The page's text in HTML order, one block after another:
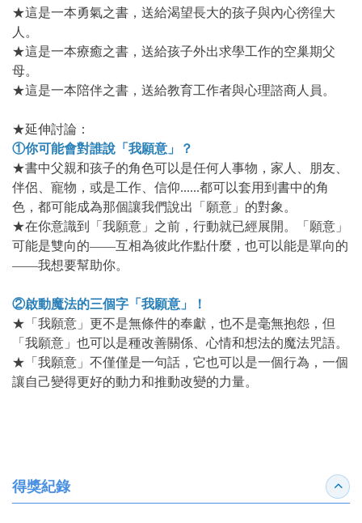
★這是一本勇氣之書，送給渴望長大的孩子與內心徬徨大
人。
★這是一本療癒之書，送給孩子外出求學工作的空巢期父
母。
★這是一本陪伴之書，送給教育工作者與心理諮商人員。
★延伸討論：
①你可能會對誰說「我願意」？
★書中父親和孩子的角色可以是任何人事物，家人、朋友、
伴侶、寵物，或是工作、信仰......都可以套用到書中的角
色，都可能成為那個讓我們說出「願意」的對象。
★在你意識到「我願意」之前，行動就已經展開。「願意」
可能是雙向的——互相為彼此作點什麼，也可以能是單向的
——我想要幫助你。
②啟動魔法的三個字「我願意」！
★「我願意」更不是無條件的奉獻，也不是毫無抱怨，但
「我願意」也可以是種改善關係、心情和想法的魔法咒語。
★「我願意」不僅僅是一句話，它也可以是一個行為，一個
讓自己變得更好的動力和推動改變的力量。
得獎紀錄 收合